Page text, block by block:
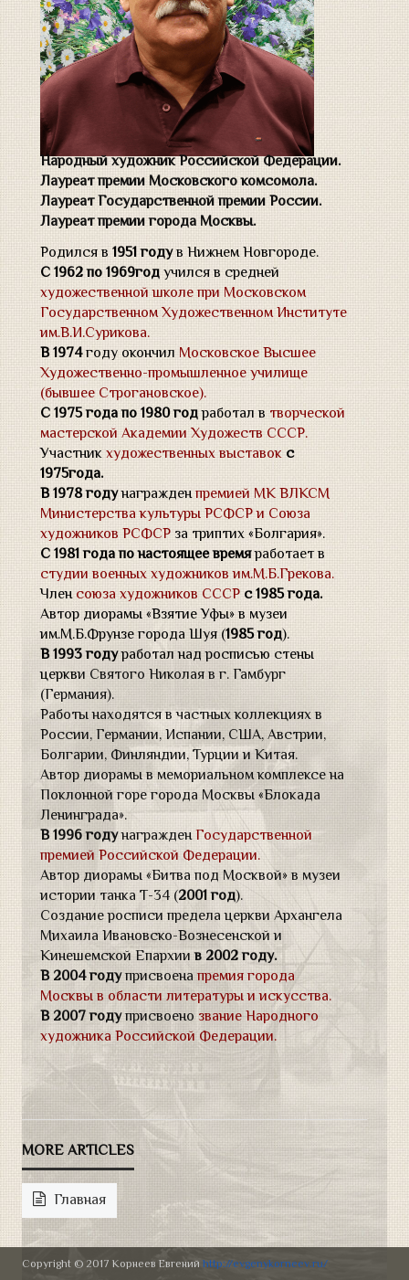
Народный художник Российской Федерации.
Лауреат премии Московского комсомола.
Лауреат Государственной премии России.
Лауреат премии города Москвы.
Родился в 1951 годув Нижнем Новгороде.
С 1962 по 1969годучился в средней
художественной школе при Московском
Государственном Художественном Институте
им.В.И.Сурикова.
В 1974году окончил Московское Высшее
Художественно-промышленное училище
(бывшее Строгановское).
С 1975 года по 1980 годработал в творческой
мастерской Академии Художеств СССР.
Участникхудожественных выставок с
1975года.
В 1978 годунагражденпремией МК ВЛКСМ
Министерства культуры РСФСР и Союза
художников РСФСР за триптих «Болгария».
С 1981 года по настоящее времяработает в
студии военных художников им.М.Б.Грекова.
Членсоюза художников СССР с 1985 года.
Автор диорамы «Взятие Уфы» в музеи
им.М.Б.Фрунзе города Шуя (1985 год).
В 1993 годуработал над росписью стены
церкви Святого Николая в г. Гамбург
(Германия).
Работы находятся в частных коллекциях в
России, Германии, Испании, США, Австрии,
Болгарии, Финляндии, Турции и Китая.
Автор диорамы в мемориальном комплексе на
Поклонной горе города Москвы «Блокада
Ленинграда».
В 1996 годунагражденГосударственной
премией Российской Федерации.
Автор диорамы «Битва под Москвой» в музеи
истории танка Т-34 (2001 год).
Создание росписи предела церкви Архангела
Михаила Ивановско-Вознесенской и
Кинешемской Епархиив 2002 году.
В 2004 годуприсвоенапремия города
Москвы в области литературы и искусства.
В 2007 годуприсвоено звание Народного
художника Российской Федерации.
Главная
Copyright © 2017 Корнеев Евгений http://evgenykorneev.ru/